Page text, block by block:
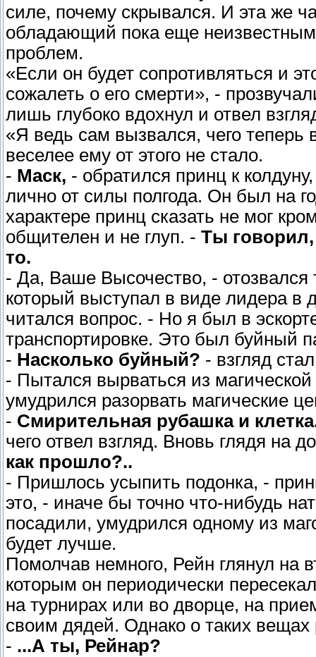
силе, почему скрывался. И эта же
обладающий пока еще
проблем.
«Если он будет сопротивляться и
сожалеть о его смерти», -
лишь глубоко вдохнул и отвел
«Я ведь сам вызвался, чего теперь
веселее ему от этого не стало.
- Маск, - обратился принц к
лично от силы полгода. Он был на
характере принц сказать не мог
общителен и не глуп. - Ты
то.
- Да, Ваше Высочество, - отозвался
который выступал в виде лидера в
читался вопрос. - Но я был в
транспортировке. Это был буйный
- Насколько буйный? - взгляд
- Пытался вырваться из
умудрился разорвать магические
- Смирительная рубашка и
чего отвел взгляд. Вновь глядя на
как прошло?..
- Пришлось усыпить подонка, -
это, - иначе бы точно что-нибудь
посадили, умудрился одному из
будет лучше.
Помолчав немного, Рейн глянул на
которым он периодически
на турнирах или во дворце, на
своим дядей. Однако о таких вещах
- ...А ты, Рейнар?